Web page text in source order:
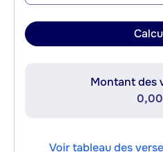
Montant des
Voir tableau des